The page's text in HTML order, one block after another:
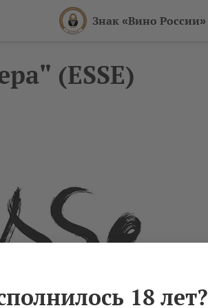
Знак «Вино России»
(ESSE)
18 лет?